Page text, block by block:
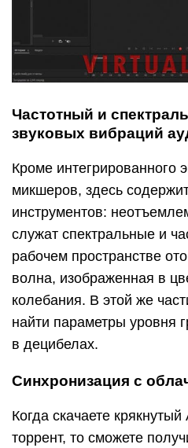
Частотный и
звуковых вибраций
Кроме интегрированного
микшеров, здесь
инструментов:
служат спектральные и
рабочем пространстве
волна, изображенная в
колебания. В этой же
найти параметры уровня
в децибелах.
Синхронизация с
Когда скачаете
торрент, то сможете